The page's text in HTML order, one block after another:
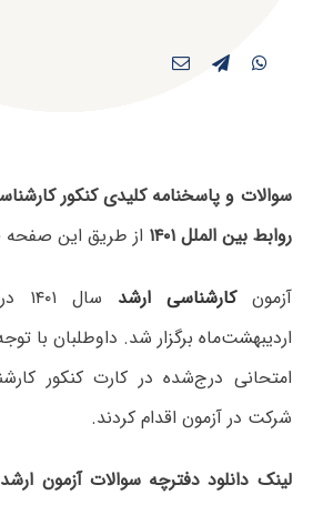
سوالات و پاسخنامه کلیدی کنکور
روابط بین الملل ۱۴۰۱
از طریق این
آزمونکارشناسی ارشد
اردیبهشت‌ماه برگزار شد. داوطلبان با
امتحانی درج‌شده در کارت کنکور
شرکت در آزمون اقدام کردند.
لینک دانلود دفترچه سوالات آزمون